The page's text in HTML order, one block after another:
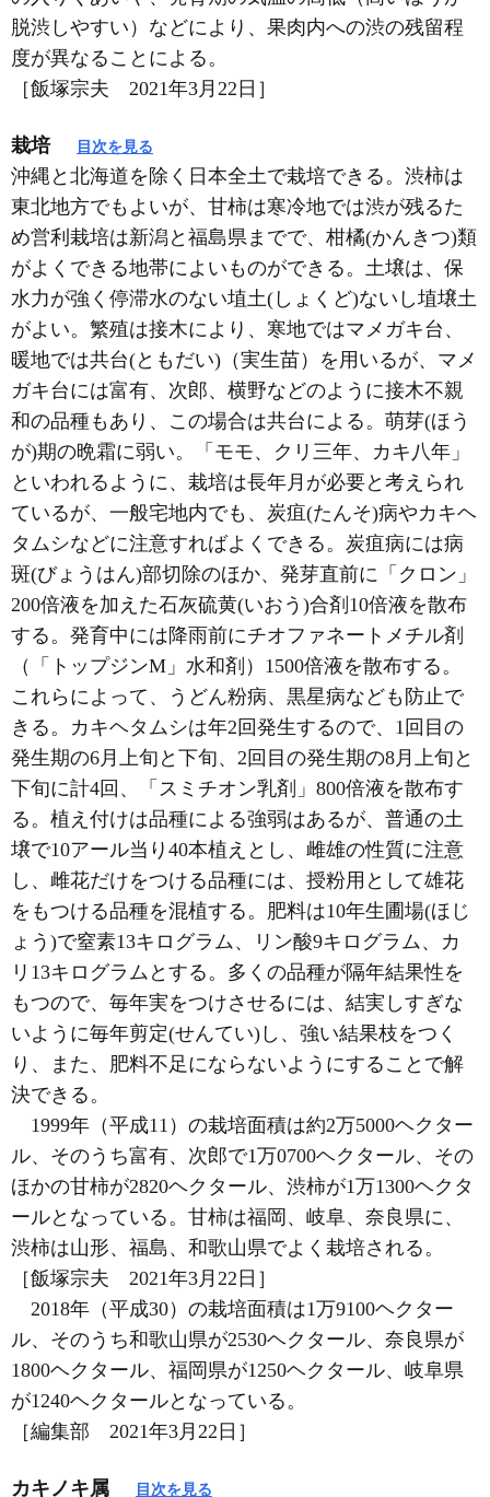
脱渋しやすい）などにより、果肉内への渋の残留程
度が異なることによる。
［飯塚宗夫 2021年3月22日］
栽培 目次を見る
沖縄と北海道を除く日本全土で栽培できる。渋柿は
東北地方でもよいが、甘柿は寒冷地では渋が残るた
め営利栽培は新潟と福島県までで、柑橘(かんきつ)類
がよくできる地帯によいものができる。土壌は、保
水力が強く停滞水のない埴土(しょくど)ないし埴壌土
がよい。繁殖は接木により、寒地ではマメガキ台、
暖地では共台(ともだい)（実生苗）を用いるが、マメ
ガキ台には富有、次郎、横野などのように接木不親
和の品種もあり、この場合は共台による。萌芽(ほう
が)期の晩霜に弱い。「モモ、クリ三年、カキ八年」
といわれるように、栽培は長年月が必要と考えられ
ているが、一般宅地内でも、炭疽(たんそ)病やカキヘ
タムシなどに注意すればよくできる。炭疽病には病
斑(びょうはん)部切除のほか、発芽直前に「クロン」
200倍液を加えた石灰硫黄(いおう)合剤10倍液を散布
する。発育中には降雨前にチオファネートメチル剤
（「トップジンM」水和剤）1500倍液を散布する。
これらによって、うどん粉病、黒星病なども防止で
きる。カキヘタムシは年2回発生するので、1回目の
発生期の6月上旬と下旬、2回目の発生期の8月上旬と
下旬に計4回、「スミチオン乳剤」800倍液を散布す
る。植え付けは品種による強弱はあるが、普通の土
壌で10アール当り40本植えとし、雌雄の性質に注意
し、雌花だけをつける品種には、授粉用として雄花
をもつける品種を混植する。肥料は10年生圃場(ほじ
ょう)で窒素13キログラム、リン酸9キログラム、カ
リ13キログラムとする。多くの品種が隔年結果性を
もつので、毎年実をつけさせるには、結実しすぎな
いように毎年剪定(せんてい)し、強い結果枝をつく
り、また、肥料不足にならないようにすることで解
決できる。
1999年（平成11）の栽培面積は約2万5000ヘクター
ル、そのうち富有、次郎で1万0700ヘクタール、その
ほかの甘柿が2820ヘクタール、渋柿が1万1300ヘクタ
ールとなっている。甘柿は福岡、岐阜、奈良県に、
渋柿は山形、福島、和歌山県でよく栽培される。
［飯塚宗夫 2021年3月22日］
2018年（平成30）の栽培面積は1万9100ヘクター
ル、そのうち和歌山県が2530ヘクタール、奈良県が
1800ヘクタール、福岡県が1250ヘクタール、岐阜県
が1240ヘクタールとなっている。
［編集部 2021年3月22日］
カキノキ属 目次を見る